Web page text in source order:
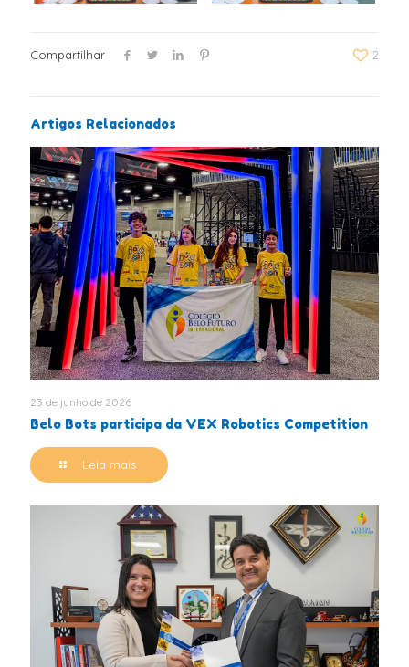
Compartilhar 2
Artigos Relacionados
23 de junho de 2026
Belo Bots participa da VEX Robotics Competition
Leia mais